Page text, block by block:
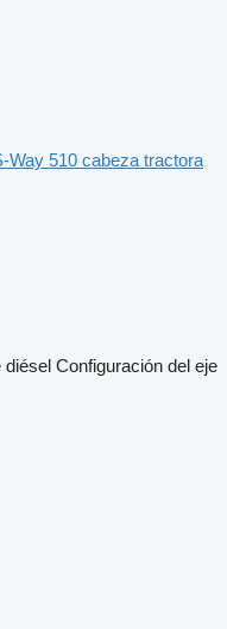
Way 510 cabeza tractora
diésel Configuración del eje